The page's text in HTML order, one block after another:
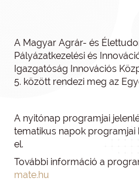
A Magyar Agrár- és
Pályázatkezelési és
Igazgatóság Innovációs
5. között rendezi meg az
A nyitónap programjai
tematikus napok programjai
el.
További információ a
mate.hu